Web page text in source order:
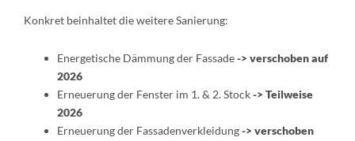
Konkret beinhaltet die weitere Sanierung:
Energetische Dämmung der Fassade-> verschoben auf
2026
Erneuerung der Fenster im 1. & 2. Stock-> Teilweise
2026
Erneuerung der Fassadenverkleidung-> verschoben